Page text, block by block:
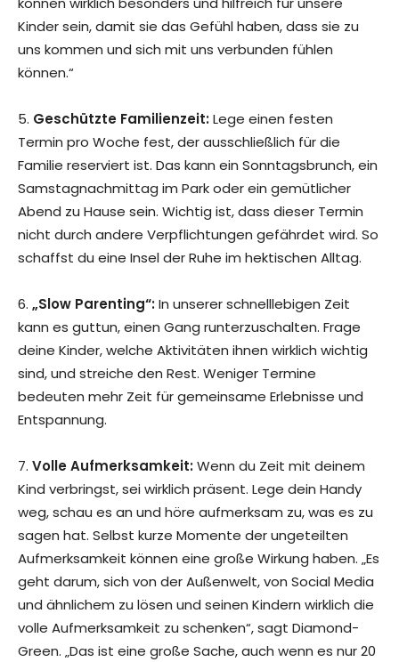
Kinder sein, damit sie das Gefühl haben, dass sie zu
uns kommen und sich mit uns verbunden fühlen
können.“
5. Geschützte Familienzeit:Lege einen festen
Termin pro Woche fest, der ausschließlich für die
Familie reserviert ist. Das kann ein Sonntagsbrunch, ein
Samstagnachmittag im Park oder ein gemütlicher
Abend zu Hause sein. Wichtig ist, dass dieser Termin
nicht durch andere Verpflichtungen gefährdet wird. So
schaffst du eine Insel der Ruhe im hektischen Alltag.
6. „Slow Parenting“:In unserer schnelllebigen Zeit
kann es guttun, einen Gang runterzuschalten. Frage
deine Kinder, welche Aktivitäten ihnen wirklich wichtig
sind, und streiche den Rest. Weniger Termine
bedeuten mehr Zeit für gemeinsame Erlebnisse und
Entspannung.
7. Volle Aufmerksamkeit:Wenn du Zeit mit deinem
Kind verbringst, sei wirklich präsent. Lege dein Handy
weg, schau es an und höre aufmerksam zu, was es zu
sagen hat. Selbst kurze Momente der ungeteilten
Aufmerksamkeit können eine große Wirkung haben. „Es
geht darum, sich von der Außenwelt, von Social Media
und ähnlichem zu lösen und seinen Kindern wirklich die
volle Aufmerksamkeit zu schenken“, sagt Diamond-
Green. „Das ist eine große Sache, auch wenn es nur 20